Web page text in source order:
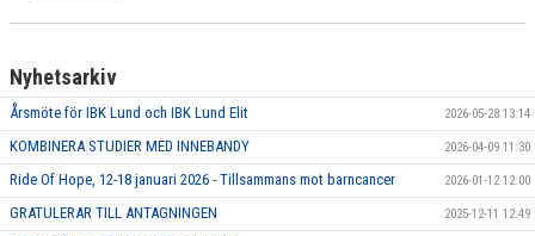
Nyhetsarkiv
Årsmöte för IBK Lund och IBK Lund Elit 2026-05-28 13:14
KOMBINERA STUDIER MED INNEBANDY 2026-04-09 11:30
Ride Of Hope, 12-18 januari 2026 - Tillsammans mot barncancer 2026-01-12 12:00
GRATULERAR TILL ANTAGNINGEN 2025-12-11 12:49